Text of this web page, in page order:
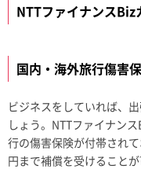
NTTファイナンスBiz
国内・海外旅行傷害
ビジネスをしていれば、
しょう。NTTファイナン
行の傷害保険が付帯され
円まで補償を受けること